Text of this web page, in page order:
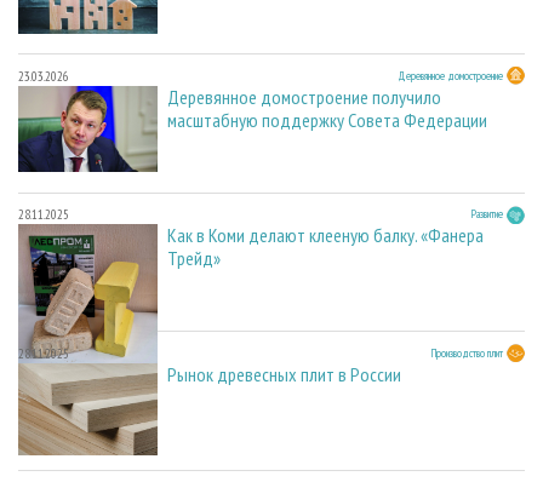
23.03.2026 Деревянное домостроение
Деревянное домостроение получило
масштабную поддержку Совета Федерации
28.11.2025 Развитие
Как в Коми делают клееную балку. «Фанера
Трейд»
28.11.2025 Производство плит
Рынок древесных плит в России